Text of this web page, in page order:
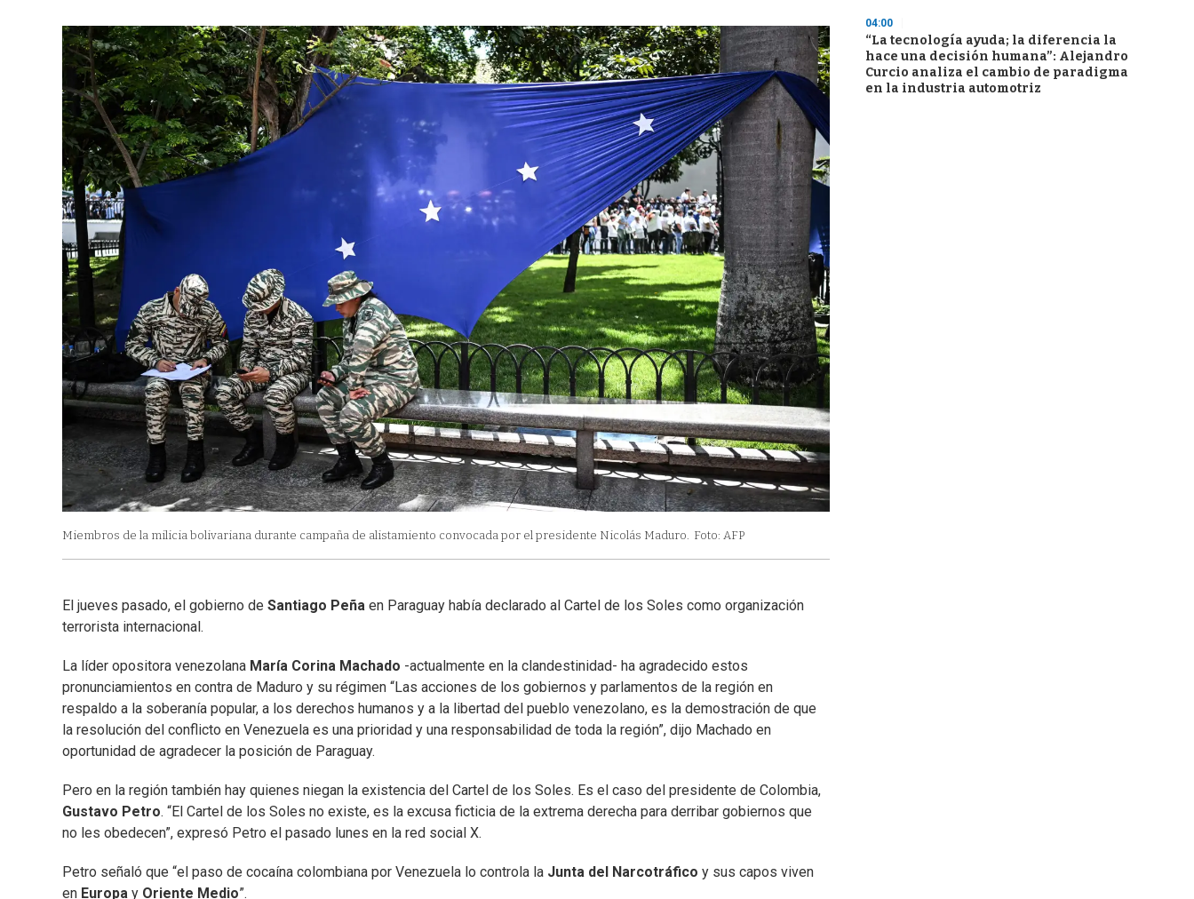
Miembros de la milicia bolivariana durante campaña de alistamiento convocada por el presidente Nicolás Maduro. Foto: AFP
El jueves pasado, el gobierno de Santiago Peña en Paraguay había declarado al Cartel de los Soles como organización
terrorista internacional.
La líder opositora venezolana María Corina Machado -actualmente en la clandestinidad- ha agradecido estos
pronunciamientos en contra de Maduro y su régimen “Las acciones de los gobiernos y parlamentos de la región en
respaldo a la soberanía popular, a los derechos humanos y a la libertad del pueblo venezolano, es la demostración de que
la resolución del conflicto en Venezuela es una prioridad y una responsabilidad de toda la región”, dijo Machado en
oportunidad de agradecer la posición de Paraguay.
Pero en la región también hay quienes niegan la existencia del Cartel de los Soles. Es el caso del presidente de Colombia,
Gustavo Petro. “El Cartel de los Soles no existe, es la excusa ficticia de la extrema derecha para derribar gobiernos que
no les obedecen”, expresó Petro el pasado lunes en la red social X.
Petro señaló que “el paso de cocaína colombiana por Venezuela lo controla la Junta del Narcotráfico y sus capos viven
en Europa y Oriente Medio”.
04:00
“La tecnología ayuda; la diferencia la
hace una decisión humana”: Alejandro
Curcio analiza el cambio de paradigma
en la industria automotriz